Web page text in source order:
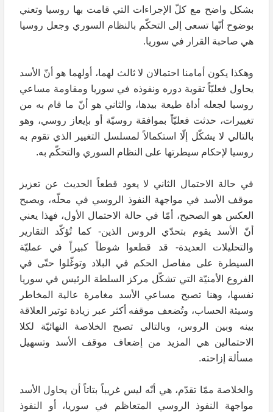
بشكل واضح مع كلّ الإجراءات التي قامت بها روسيا وتعني
بوضوح أنّها تسعى إلى التحكّم بالنظام السوري وجعل روسيا
هي صاحبة القرار في سوريا.
وهكذا يكون أمامنا احتمالان لا ثالث لهما، أولهما هو أنّ الأسد
يحاول فعليّاً تقوية دوره ونفوذه في سوريا ومقاومة مساعي
روسيا لجعله أداة طيعة بيدها، والثاني هو أنّ ما قام به من
تغييرات، حدثت فعليّاً بموافقة روسيّة أو بإيعاز روسي، وهو
بالتالي لا يشكّل إلّا استكمالاً لمسلسل التغيير الذي تقوم به
روسيا لإحكام سيطرتها على النظام السوري والتحكّم به.
في حالة الاحتمال الثاني لا يعود قطعاً الحديث عن تعزيز
موقف الأسد في مواجهة النفوذ الروسي في محلّه، ويصبح
العكس هو الصحيح، أمّا في حالة الاحتمال الأول، فهذا يعني
أنّ الأسد يقوم بتحدّي الروس الذين- كما تُؤكّد التقارير
والتحليلات العديدة- قد قطعوا شوطاً كبيراً في عمليّة
السيطرة على مفاصل الحكم في البلاد وتوغّلوا حتّى في
الفروع الأمنيّة التي تشكّل مركز السلطة الرئيس في سوريا
نفسها، وهنا تصبح مساعي الأسد مغامرة عالية المخاطر
وسيئة الحساب، وتُضعف موقفه أكثر عبر زيادة توتير العلاقة
بينه وبين الروس، وبالتالي تصبح الخلاصة النهائيّة لكلا
الاحتمالين هي المزيد من إضعاف موقف الأسد وتسهيل
مسألة إزاحته.
والخلاصة ممّا تقدّم، هي أنّه ليس غريباً بتاتاً أن يحاول الأسد
مواجهة النفوذ الروسي المتعاظم في سوريا، أو النفوذ